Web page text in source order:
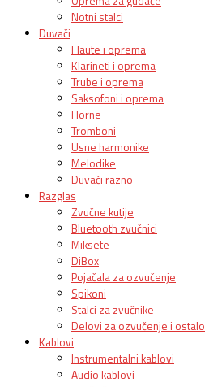
Notni stalci
Duvači
Flaute i oprema
Klarineti i oprema
Trube i oprema
Saksofoni i oprema
Horne
Tromboni
Usne harmonike
Melodike
Duvači razno
Razglas
Zvučne kutije
Bluetooth zvučnici
Miksete
DiBox
Pojačala za ozvučenje
Spikoni
Stalci za zvučnike
Delovi za ozvučenje i ostalo
Kablovi
Instrumentalni kablovi
Audio kablovi